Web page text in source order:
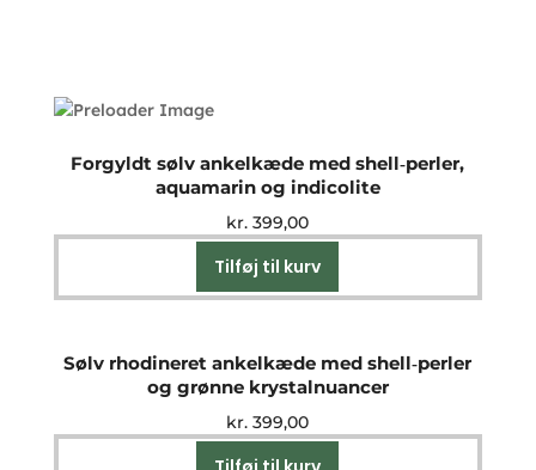
Forgyldt sølv ankelkæde med shell‑perler,
aquamarin og indicolite
kr. 399,00
Tilføj til kurv
Sølv rhodineret ankelkæde med shell‑perler
og grønne krystalnuancer
kr. 399,00